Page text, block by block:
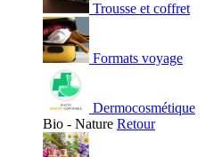
Trousse et coffret
Formats voyage
Dermocosmétique
Bio - Nature Retour